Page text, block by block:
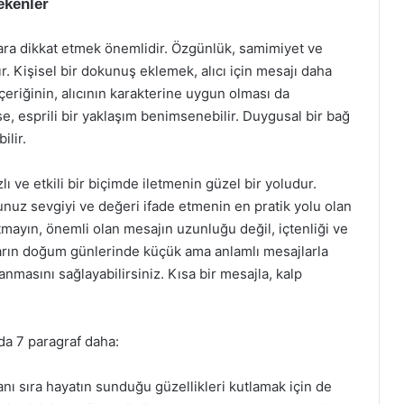
dikkat etmek önemlidir. Özgünlük, samimiyet ve
Kişisel bir dokunuş eklemek, alıcı için mesajı daha
alıcının karakterine uygun olması da
esprili bir yaklaşım benimsenebilir. Duygusal bir bağ
ve etkili bir biçimde iletmenin güzel bir yoludur.
sevgiyi ve değeri ifade etmenin en pratik yolu olan
önemli olan mesajın uzunluğu değil, içtenliği ve
doğum günlerinde küçük ama anlamlı mesajlarla
sağlayabilirsiniz. Kısa bir mesajla, kalp
7 paragraf daha:
sıra hayatın sunduğu güzellikleri kutlamak için de